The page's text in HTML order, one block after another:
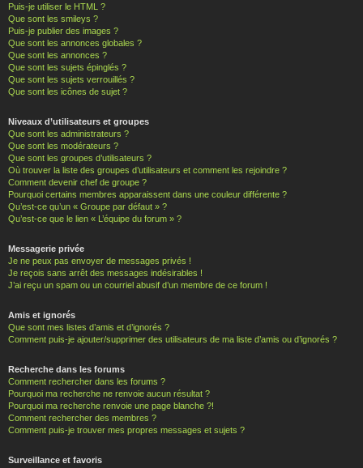
Puis-je utiliser le HTML ?
Que sont les smileys ?
Puis-je publier des images ?
Que sont les annonces globales ?
Que sont les annonces ?
Que sont les sujets épinglés ?
Que sont les sujets verrouillés ?
Que sont les icônes de sujet ?
Niveaux d’utilisateurs et groupes
Que sont les administrateurs ?
Que sont les modérateurs ?
Que sont les groupes d’utilisateurs ?
Où trouver la liste des groupes d’utilisateurs et comment les rejoindre ?
Comment devenir chef de groupe ?
Pourquoi certains membres apparaissent dans une couleur différente ?
Qu’est-ce qu’un « Groupe par défaut » ?
Qu’est-ce que le lien « L’équipe du forum » ?
Messagerie privée
Je ne peux pas envoyer de messages privés !
Je reçois sans arrêt des messages indésirables !
J’ai reçu un spam ou un courriel abusif d’un membre de ce forum !
Amis et ignorés
Que sont mes listes d’amis et d’ignorés ?
Comment puis-je ajouter/supprimer des utilisateurs de ma liste d’amis ou d’ignorés ?
Recherche dans les forums
Comment rechercher dans les forums ?
Pourquoi ma recherche ne renvoie aucun résultat ?
Pourquoi ma recherche renvoie une page blanche ?!
Comment rechercher des membres ?
Comment puis-je trouver mes propres messages et sujets ?
Surveillance et favoris